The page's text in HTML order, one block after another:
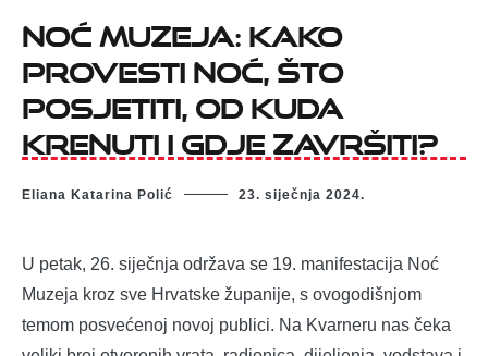
Noć Muzeja: Kako
provesti noć, što
posjetiti, od kuda
krenuti i gdje završiti?
Eliana Katarina Polić 23. siječnja 2024.
U petak, 26. siječnja održava se 19. manifestacija Noć
Muzeja kroz sve Hrvatske županije, s ovogodišnjom
temom posvećenoj novoj publici. Na Kvarneru nas čeka